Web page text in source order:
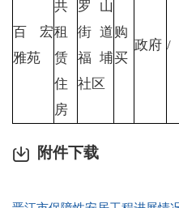
百宏
雅苑
共
租
赁
住
房
罗山
街道
福埔
社区
购
买
政府 /
附件下载